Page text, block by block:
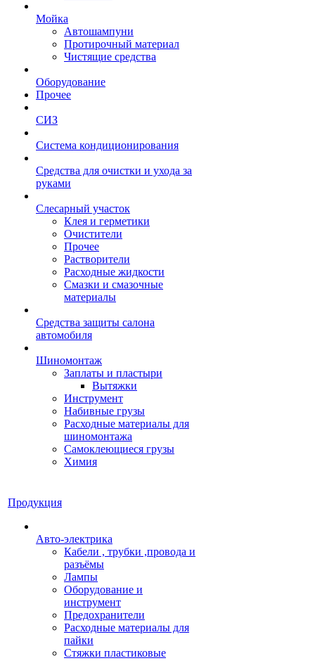
Мойка
Автошампуни
Протирочный материал
Чистящие средства
Оборудование
Прочее
СИЗ
Система кондиционирования
Средства для очистки и ухода за
руками
Слесарный участок
Клея и герметики
Очистители
Прочее
Растворители
Расходные жидкости
Смазки и смазочные
материалы
Средства защиты салона
автомобиля
Шиномонтаж
Заплаты и пластыри
Вытяжки
Инструмент
Набивные грузы
Расходные материалы для
шиномонтажа
Самоклеющиеся грузы
Химия
Продукция
Авто-электрика
Кабели , трубки ,провода и
разъёмы
Лампы
Оборудование и
инструмент
Предохранители
Расходные материалы для
пайки
Стяжки пластиковые